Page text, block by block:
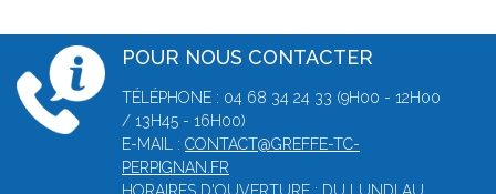
POUR NOUS CONTACTER
TÉLÉPHONE : 04 68 34 24 33 (9H00 - 12H00
/ 13H45 - 16H00)
E-MAIL : CONTACT@GREFFE-TC-
PERPIGNAN.FR